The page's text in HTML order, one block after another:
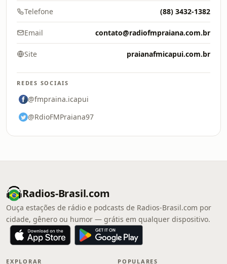
Telefone (88) 3432-1382
Email contato@radiofmpraiana.com.br
Site praianafmicapui.com.br
REDES SOCIAIS
@fmpraina.icapui
@RdioFMPraiana97
Radios-Brasil.com
Ouça estações de rádio e podcasts de Radios-Brasil.com por
cidade, gênero ou humor — grátis em qualquer dispositivo.
EXPLORAR POPULARES